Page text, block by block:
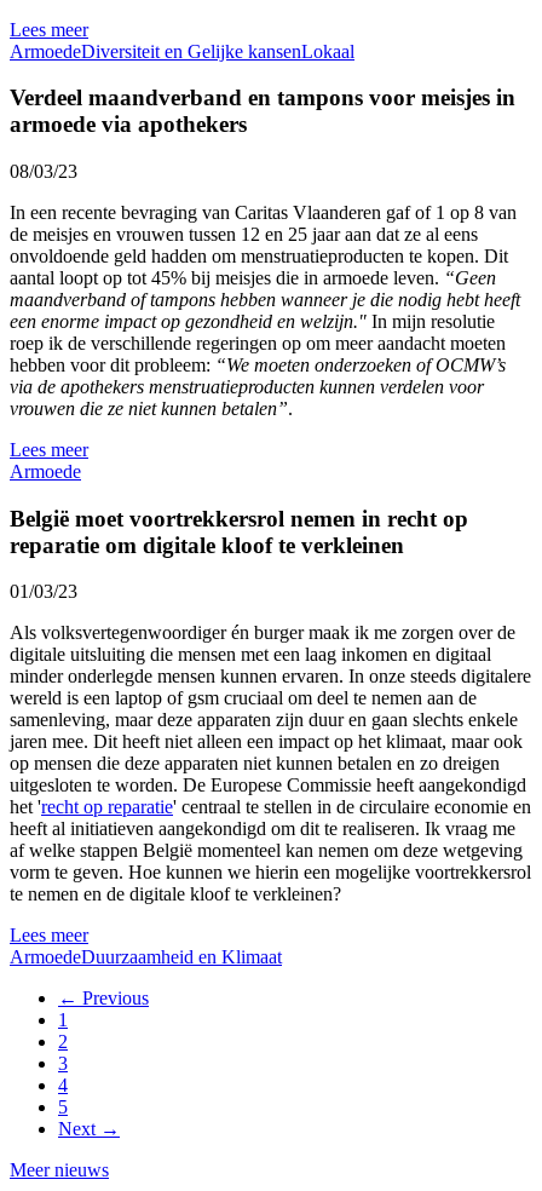
Lees meer
ArmoedeDiversiteit en Gelijke kansenLokaal
Verdeel maandverband en tampons voor meisjes in
armoede via apothekers
08/03/23
In een recente bevraging van Caritas Vlaanderen gaf of 1 op 8 van
de meisjes en vrouwen tussen 12 en 25 jaar aan dat ze al eens
onvoldoende geld hadden om menstruatieproducten te kopen. Dit
aantal loopt op tot 45% bij meisjes die in armoede leven. “Geen
maandverband of tampons hebben wanneer je die nodig hebt heeft
een enorme impact op gezondheid en welzijn." In mijn resolutie
roep ik de verschillende regeringen op om meer aandacht moeten
hebben voor dit probleem: “We moeten onderzoeken of OCMW’s
via de apothekers menstruatieproducten kunnen verdelen voor
vrouwen die ze niet kunnen betalen”.
Lees meer
Armoede
België moet voortrekkersrol nemen in recht op
reparatie om digitale kloof te verkleinen
01/03/23
Als volksvertegenwoordiger én burger maak ik me zorgen over de
digitale uitsluiting die mensen met een laag inkomen en digitaal
minder onderlegde mensen kunnen ervaren. In onze steeds digitalere
wereld is een laptop of gsm cruciaal om deel te nemen aan de
samenleving, maar deze apparaten zijn duur en gaan slechts enkele
jaren mee. Dit heeft niet alleen een impact op het klimaat, maar ook
op mensen die deze apparaten niet kunnen betalen en zo dreigen
uitgesloten te worden. De Europese Commissie heeft aangekondigd
het 'recht op reparatie' centraal te stellen in de circulaire economie en
heeft al initiatieven aangekondigd om dit te realiseren. Ik vraag me
af welke stappen België momenteel kan nemen om deze wetgeving
vorm te geven. Hoe kunnen we hierin een mogelijke voortrekkersrol
te nemen en de digitale kloof te verkleinen?
Lees meer
ArmoedeDuurzaamheid en Klimaat
← Previous
1
2
3
4
5
Next →
Meer nieuws